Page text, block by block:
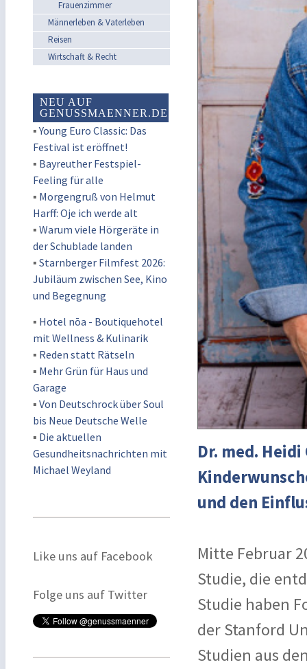
Frauenzimmer
Männerleben & Vaterleben
Reisen
Wirtschaft & Recht
NEU AUF
GENUSSMAENNER.DE
▪Young Euro Classic: Das
Festival ist eröffnet!
▪ Bayreuther Festspiel-
Feeling für alle
▪ Morgengruß von Helmut
Harff: Oje ich werde alt
▪ Warum viele Hörgeräte in
der Schublade landen
▪ Starnberger Filmfest 2026:
Jubiläum zwischen See, Kino
und Begegnung
▪ Hotel nōa - Boutiquehotel
mit Wellness & Kulinarik
▪ Reden statt Rätseln
▪ Mehr Grün für Haus und
Garage
▪ Von Deutschrock über Soul
bis Neue Deutsche Welle
▪ Die aktuellen
Gesundheitsnachrichten mit
Michael Weyland
Like uns auf Facebook
Folge uns auf Twitter
Dr. med.
und den
Mitte Februar
Studie, die
Studie haben
der Stanford
Studien aus